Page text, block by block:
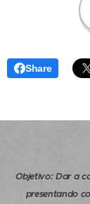
Share
Objetivo:Dar a
presentando